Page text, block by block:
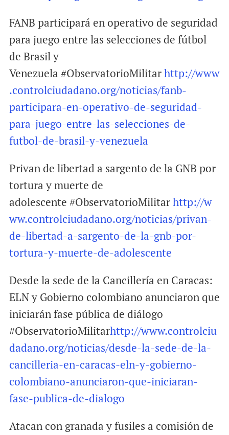
FANB participará en operativo de seguridad
para juego entre las selecciones de fútbol
de Brasil y
Venezuela #ObservatorioMilitarhttp://www
.controlciudadano.org/noticias/fanb-
participara-en-operativo-de-seguridad-
para-juego-entre-las-selecciones-de-
futbol-de-brasil-y-venezuela
Privan de libertad a sargento de la GNB por
tortura y muerte de
adolescente #ObservatorioMilitarhttp://w
ww.controlciudadano.org/noticias/privan-
de-libertad-a-sargento-de-la-gnb-por-
tortura-y-muerte-de-adolescente
Desde la sede de la Cancillería en Caracas:
ELN y Gobierno colombiano anunciaron que
iniciarán fase pública de diálogo
#ObservatorioMilitarhttp://www.controlciu
dadano.org/noticias/desde-la-sede-de-la-
cancilleria-en-caracas-eln-y-gobierno-
colombiano-anunciaron-que-iniciaran-
fase-publica-de-dialogo
Atacan con granada y fusiles a comisión de